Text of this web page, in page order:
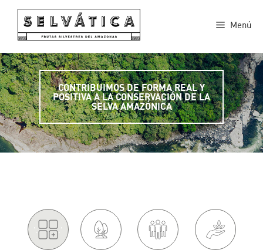
contenido
Menú
CONTRIBUIMOS DE FORMA REAL Y
POSITIVA A LA CONSERVACIÓN DE LA
SELVA AMAZÓNICA
.'